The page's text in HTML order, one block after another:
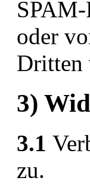
oder
Dritten
3)
3.1
zu.